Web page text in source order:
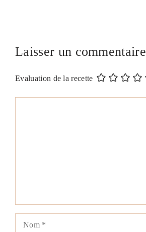
Laisser un commentaire
Evaluation de la recette